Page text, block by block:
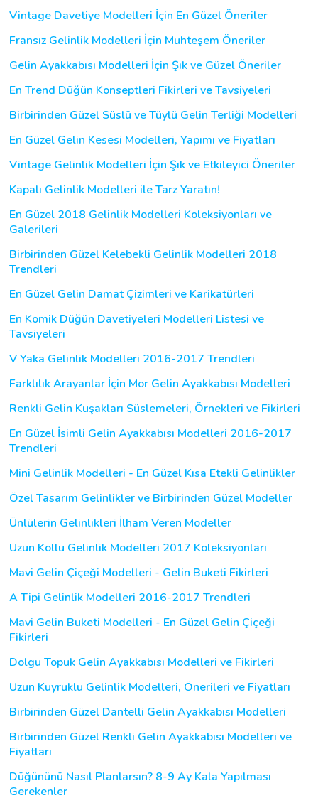
Vintage Davetiye Modelleri İçin En Güzel Öneriler
Fransız Gelinlik Modelleri İçin Muhteşem Öneriler
Gelin Ayakkabısı Modelleri İçin Şık ve Güzel Öneriler
En Trend Düğün Konseptleri Fikirleri ve Tavsiyeleri
Birbirinden Güzel Süslü ve Tüylü Gelin Terliği Modelleri
En Güzel Gelin Kesesi Modelleri, Yapımı ve Fiyatları
Vintage Gelinlik Modelleri İçin Şık ve Etkileyici Öneriler
Kapalı Gelinlik Modelleri ile Tarz Yaratın!
En Güzel 2018 Gelinlik Modelleri Koleksiyonları ve
Galerileri
Birbirinden Güzel Kelebekli Gelinlik Modelleri 2018
Trendleri
En Güzel Gelin Damat Çizimleri ve Karikatürleri
En Komik Düğün Davetiyeleri Modelleri Listesi ve
Tavsiyeleri
V Yaka Gelinlik Modelleri 2016-2017 Trendleri
Farklılık Arayanlar İçin Mor Gelin Ayakkabısı Modelleri
Renkli Gelin Kuşakları Süslemeleri, Örnekleri ve Fikirleri
En Güzel İsimli Gelin Ayakkabısı Modelleri 2016-2017
Trendleri
Mini Gelinlik Modelleri - En Güzel Kısa Etekli Gelinlikler
Özel Tasarım Gelinlikler ve Birbirinden Güzel Modeller
Ünlülerin Gelinlikleri İlham Veren Modeller
Uzun Kollu Gelinlik Modelleri 2017 Koleksiyonları
Mavi Gelin Çiçeği Modelleri - Gelin Buketi Fikirleri
A Tipi Gelinlik Modelleri 2016-2017 Trendleri
Mavi Gelin Buketi Modelleri - En Güzel Gelin Çiçeği
Fikirleri
Dolgu Topuk Gelin Ayakkabısı Modelleri ve Fikirleri
Uzun Kuyruklu Gelinlik Modelleri, Önerileri ve Fiyatları
Birbirinden Güzel Dantelli Gelin Ayakkabısı Modelleri
Birbirinden Güzel Renkli Gelin Ayakkabısı Modelleri ve
Fiyatları
Düğününü Nasıl Planlarsın? 8-9 Ay Kala Yapılması
Gerekenler